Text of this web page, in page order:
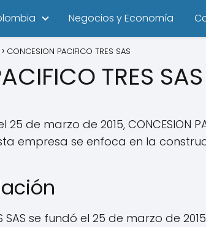
Negocios y Economía
CONCESION PACIFICO TRES SAS
TRES SAS
de marzo de 2015, CONCESION
empresa se enfoca en la
SAS se fundó el 25 de marzo